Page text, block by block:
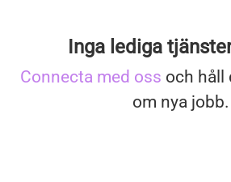
Inga lediga
Connecta med oss och håll
om nya jobb.